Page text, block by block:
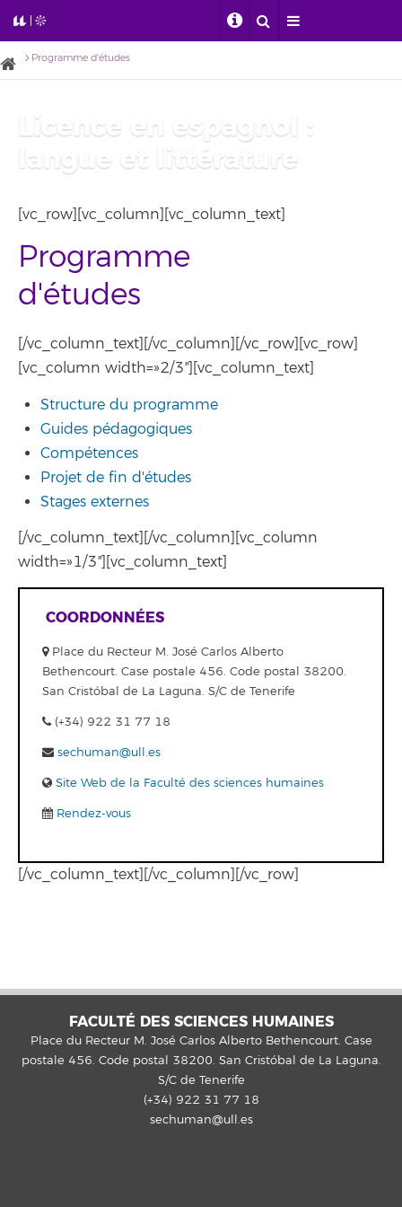
Programme d'études
Licence en espagnol :
langue et littérature
[vc_row][vc_column][vc_column_text]
Programme
d'études
[/vc_column_text][/vc_column][/vc_row][vc_row]
[vc_column width=»2/3″][vc_column_text]
Structure du programme
Guides pédagogiques
Compétences
Projet de fin d'études
Stages externes
[/vc_column_text][/vc_column][vc_column
width=»1/3″][vc_column_text]
COORDONNÉES
Place du Recteur M. José Carlos Alberto
Bethencourt. Case postale 456. Code postal 38200.
San Cristóbal de La Laguna. S/C de Tenerife
(+34) 922 31 77 18
sechuman@ull.es
Site Web de la Faculté des sciences humaines
Rendez-vous
[/vc_column_text][/vc_column][/vc_row]
FACULTÉ DES SCIENCES HUMAINES
Place du Recteur M. José Carlos Alberto Bethencourt. Case
postale 456. Code postal 38200. San Cristóbal de La Laguna.
S/C de Tenerife
(+34) 922 31 77 18
sechuman@ull.es